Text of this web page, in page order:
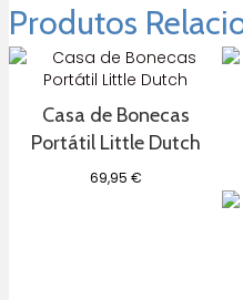
Produtos
Casa de Bonecas
Portátil Little Dutch
69,95 €